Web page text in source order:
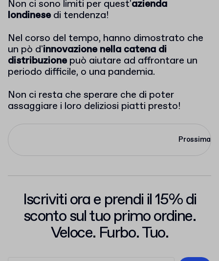
Non ci sono limiti per quest'azienda
londinese di tendenza!
Nel corso del tempo, hanno dimostrato che
un pò d'innovazione nella catena di
distribuzione può aiutare ad affrontare un
periodo difficile, o una pandemia.
Non ci resta che sperare che di poter
assaggiare i loro deliziosi piatti presto!
Prossima
Iscriviti ora e prendi il 15% di
sconto sul tuo primo ordine.
Veloce. Furbo. Tuo.